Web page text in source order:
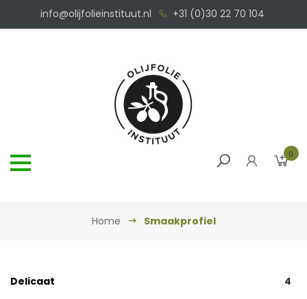
info@olijfolieinstituut.nl +31 (0)30 22 70 104
0
Home Smaakprofiel
Delicaat 4